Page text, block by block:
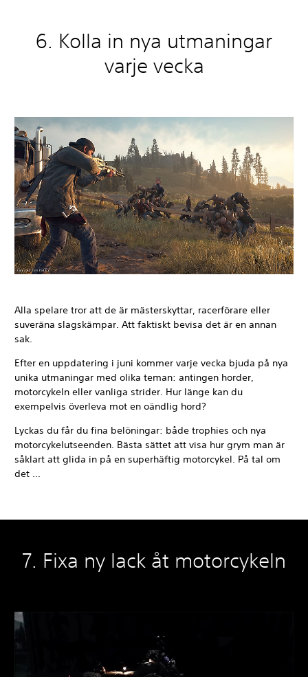
6. Kolla in nya utmaningar
varje vecka
Alla spelare tror att de är mästerskyttar, racerförare eller
suveräna slagskämpar. Att faktiskt bevisa det är en annan
sak.
Efter en uppdatering i juni kommer varje vecka bjuda på nya
unika utmaningar med olika teman: antingen horder,
motorcykeln eller vanliga strider. Hur länge kan du
exempelvis överleva mot en oändlig hord?
Lyckas du får du fina belöningar: både trophies och nya
motorcykelutseenden. Bästa sättet att visa hur grym man är
såklart att glida in på en superhäftig motorcykel. På tal om
det ...
7. Fixa ny lack åt motorcykeln